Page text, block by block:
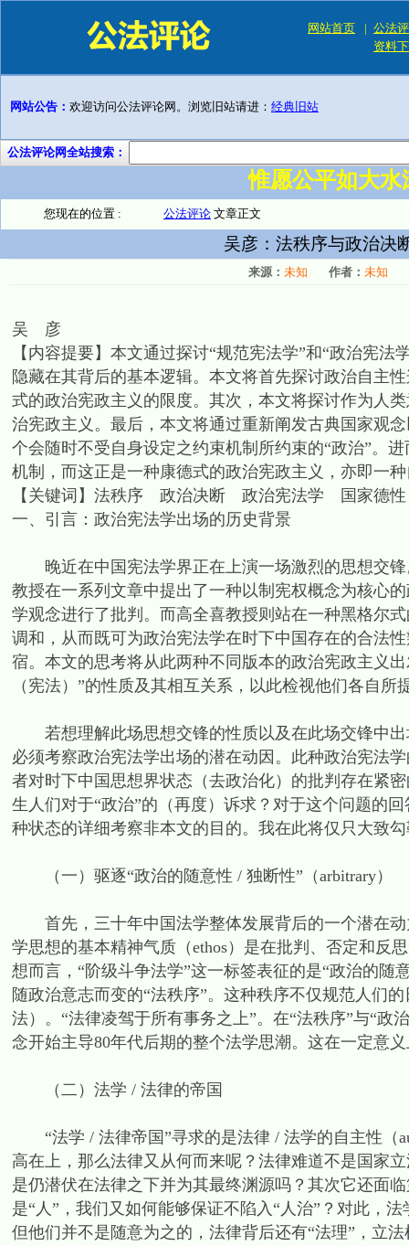
网站首页 | 公法
资料
网站公告： 欢迎访问公法评论网。浏览旧站请进： 经典旧站
公法评论网全站搜索：
惟愿公平如大
您现在的位置 : 公法评论 文章正文
吴彦：法秩序与政治
来源： 未知 作者： 未知
吴 彦
【内容提要】本文通过探讨“规范宪法学”和“政治宪
隐藏在其背后的基本逻辑。本文将首先探讨政治自主
式的政治宪政主义的限度。其次，本文将探讨作为人
治宪政主义。最后，本文将通过重新阐发古典国家观
个会随时不受自身设定之约束机制所约束的“政治”。
机制，而这正是一种康德式的政治宪政主义，亦即一
【关键词】法秩序 政治决断 政治宪法学 国家德性
一、引言：政治宪法学出场的历史背景
晚近在中国宪法学界正在上演一场激烈的思想交锋
教授在一系列文章中提出了一种以制宪权概念为核心
学观念进行了批判。而高全喜教授则站在一种黑格尔
调和，从而既可为政治宪法学在时下中国存在的合法
宿。本文的思考将从此两种不同版本的政治宪政主义
（宪法）”的性质及其相互关系，以此检视他们各自
若想理解此场思想交锋的性质以及在此场交锋中出
必须考察政治宪法学出场的潜在动因。此种政治宪法
者对时下中国思想界状态（去政治化）的批判存在紧
生人们对于“政治”的（再度）诉求？对于这个问题的
种状态的详细考察非本文的目的。我在此将仅只大致
（一）驱逐“政治的随意性 / 独断性”（arbitrary）
首先，三十年中国法学整体发展背后的一个潜在动
学思想的基本精神气质（ethos）是在批判、否定和反
想而言，“阶级斗争法学”这一标签表征的是“政治的随
随政治意志而变的“法秩序”。这种秩序不仅规范人们
法）。“法律凌驾于所有事务之上”。在“法秩序”与“政
念开始主导80年代后期的整个法学思潮。这在一定意
（二）法学 / 法律的帝国
“法学 / 法律帝国”寻求的是法律 / 法学的自主性（
高在上，那么法律又从何而来呢？法律难道不是国家
是仍潜伏在法律之下并为其最终渊源吗？其次它还面
是“人”，我们又如何能够保证不陷入“人治”？对此，
但他们并不是随意为之的，法律背后还有“法理”，立